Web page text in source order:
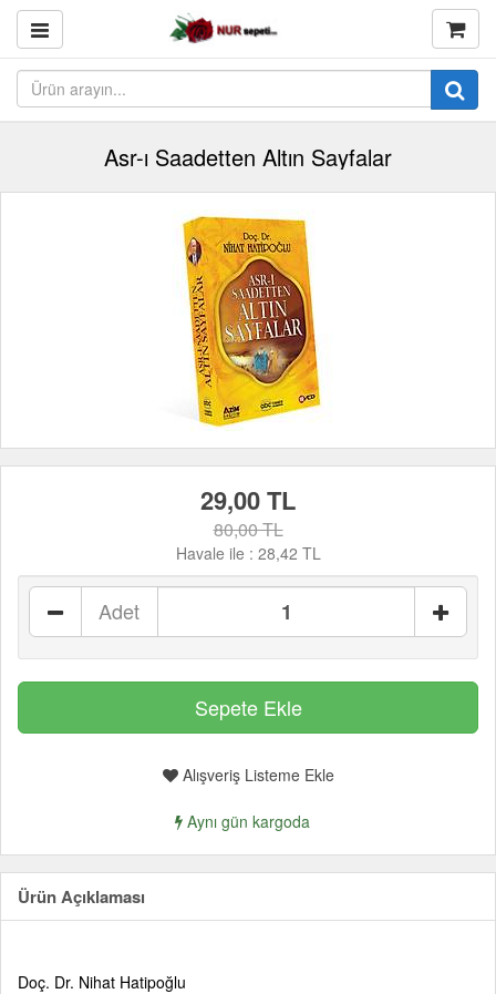
Asr-ı Saadetten Altın Sayfalar
29,00 TL
80,00 TL
Havale ile : 28,42 TL
Adet
Alışveriş Listeme Ekle
Aynı gün kargoda
Ürün Açıklaması
Doç. Dr. Nihat Hatipoğlu